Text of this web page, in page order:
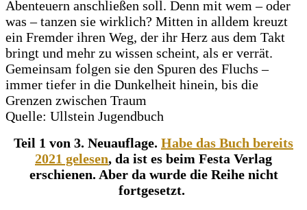
Abenteuern anschließen soll. Denn mit wem – oder
was – tanzen sie wirklich? Mitten in alldem kreuzt
ein Fremder ihren Weg, der ihr Herz aus dem Takt
bringt und mehr zu wissen scheint, als er verrät.
Gemeinsam folgen sie den Spuren des Fluchs –
immer tiefer in die Dunkelheit hinein, bis die
Grenzen zwischen Traum
Quelle: Ullstein Jugendbuch
Teil 1 von 3. Neuauflage. Habe das Buch bereits
2021 gelesen, da ist es beim Festa Verlag
erschienen. Aber da wurde die Reihe nicht
fortgesetzt.